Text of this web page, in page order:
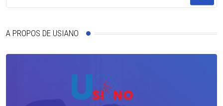
A PROPOS DE USIANO